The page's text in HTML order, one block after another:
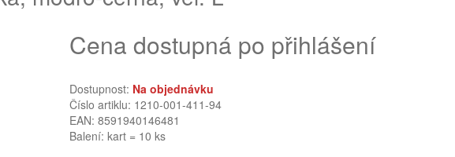
Cena dostupná po přihlášení
Dostupnost: Na objednávku
Číslo artiklu: 1210-001-411-94
EAN: 8591940146481
Balení: kart = 10 ks